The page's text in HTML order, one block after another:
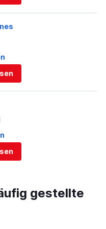
gestellte